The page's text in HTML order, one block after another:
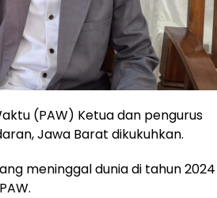
(PAW) Ketua dan pengurus
Jawa Barat dikukuhkan.
meninggal dunia di tahun 2024